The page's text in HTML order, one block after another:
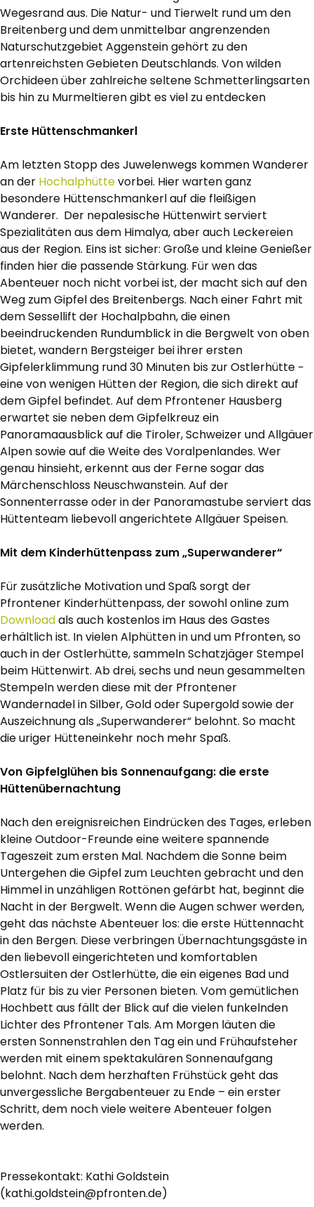
Wegesrand aus. Die Natur- und Tierwelt rund um den
Breitenberg und dem unmittelbar angrenzenden
Naturschutzgebiet Aggenstein gehört zu den
artenreichsten Gebieten Deutschlands. Von wilden
Orchideen über zahlreiche seltene Schmetterlingsarten
bis hin zu Murmeltieren gibt es viel zu entdecken
Erste Hüttenschmankerl
Am letzten Stopp des Juwelenwegs kommen Wanderer
an der Hochalphüttevorbei. Hier warten ganz
besondere Hüttenschmankerl auf die fleißigen
Wanderer. Der nepalesische Hüttenwirt serviert
Spezialitäten aus dem Himalya, aber auch Leckereien
aus der Region. Eins ist sicher: Große und kleine Genießer
finden hier die passende Stärkung. Für wen das
Abenteuer noch nicht vorbei ist, der macht sich auf den
Weg zum Gipfel des Breitenbergs. Nach einer Fahrt mit
dem Sessellift der Hochalpbahn, die einen
beeindruckenden Rundumblick in die Bergwelt von oben
bietet, wandern Bergsteiger bei ihrer ersten
Gipfelerklimmung rund 30 Minuten bis zur Ostlerhütte −
eine von wenigen Hütten der Region, die sich direkt auf
dem Gipfel befindet. Auf dem Pfrontener Hausberg
erwartet sie neben dem Gipfelkreuz ein
Panoramaausblick auf die Tiroler, Schweizer und Allgäuer
Alpen sowie auf die Weite des Voralpenlandes. Wer
genau hinsieht, erkennt aus der Ferne sogar das
Märchenschloss Neuschwanstein. Auf der
Sonnenterrasse oder in der Panoramastube serviert das
Hüttenteam liebevoll angerichtete Allgäuer Speisen.
Mit dem Kinderhüttenpass zum „Superwanderer“
Für zusätzliche Motivation und Spaß sorgt der
Pfrontener Kinderhüttenpass, der sowohl online zum
Downloadals auch kostenlos im Haus des Gastes
erhältlich ist. In vielen Alphütten in und um Pfronten, so
auch in der Ostlerhütte, sammeln Schatzjäger Stempel
beim Hüttenwirt. Ab drei, sechs und neun gesammelten
Stempeln werden diese mit der Pfrontener
Wandernadel in Silber, Gold oder Supergold sowie der
Auszeichnung als „Superwanderer“ belohnt. So macht
die uriger Hütteneinkehr noch mehr Spaß.
Von Gipfelglühen bis Sonnenaufgang: die erste
Hüttenübernachtung
Nach den ereignisreichen Eindrücken des Tages, erleben
kleine Outdoor-Freunde eine weitere spannende
Tageszeit zum ersten Mal. Nachdem die Sonne beim
Untergehen die Gipfel zum Leuchten gebracht und den
Himmel in unzähligen Rottönen gefärbt hat, beginnt die
Nacht in der Bergwelt. Wenn die Augen schwer werden,
geht das nächste Abenteuer los: die erste Hüttennacht
in den Bergen. Diese verbringen Übernachtungsgäste in
den liebevoll eingerichteten und komfortablen
Ostlersuiten der Ostlerhütte, die ein eigenes Bad und
Platz für bis zu vier Personen bieten. Vom gemütlichen
Hochbett aus fällt der Blick auf die vielen funkelnden
Lichter des Pfrontener Tals. Am Morgen läuten die
ersten Sonnenstrahlen den Tag ein und Frühaufsteher
werden mit einem spektakulären Sonnenaufgang
belohnt. Nach dem herzhaften Frühstück geht das
unvergessliche Bergabenteuer zu Ende – ein erster
Schritt, dem noch viele weitere Abenteuer folgen
werden.
Pressekontakt: Kathi Goldstein
(kathi.goldstein@pfronten.de)